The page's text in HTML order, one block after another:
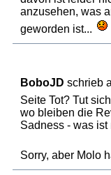
anzusehen, was
geworden ist...
BoboJD schrieb
Seite Tot? Tut
wo bleiben die
Sadness - was
Sorry, aber Molo